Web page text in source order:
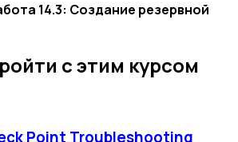
14.3: Создание резервной
с этим курсом
Point Troubleshooting